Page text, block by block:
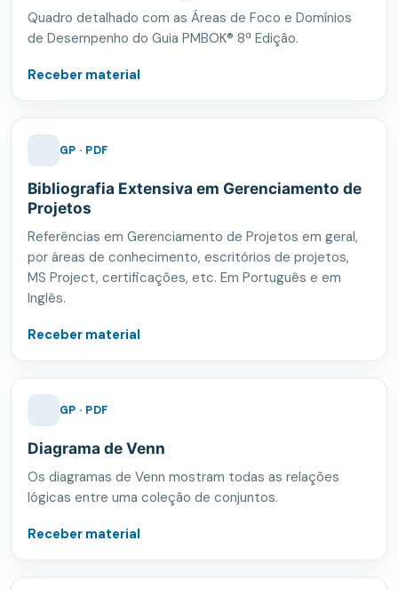
Quadro detalhado com as Áreas de Foco e Domínios
de Desempenho do Guia PMBOK® 8ª Edição.
Receber material
GP · PDF
Bibliografia Extensiva em Gerenciamento de
Projetos
Referências em Gerenciamento de Projetos em geral,
por áreas de conhecimento, escritórios de projetos,
MS Project, certificações, etc. Em Português e em
Inglês.
Receber material
GP · PDF
Diagrama de Venn
Os diagramas de Venn mostram todas as relações
lógicas entre uma coleção de conjuntos.
Receber material